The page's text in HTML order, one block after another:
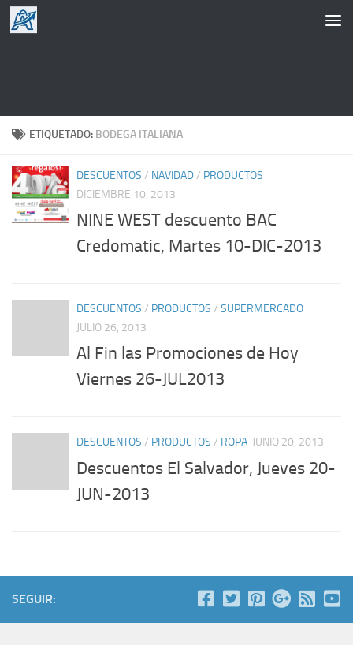
Saltar al contenido
ETIQUETADO: BODEGA ITALIANA
DESCUENTOS / NAVIDAD/ PRODUCTOS
DICIEMBRE 10, 2013
NINE WEST descuento BAC
Credomatic, Martes 10-DIC-2013
DESCUENTOS / PRODUCTOS / SUPERMERCADO
JULIO 26, 2013
Al Fin las Promociones de Hoy
Viernes 26-JUL2013
DESCUENTOS / PRODUCTOS / ROPA JUNIO 20, 2013
Descuentos El Salvador, Jueves 20-
JUN-2013
SEGUIR: